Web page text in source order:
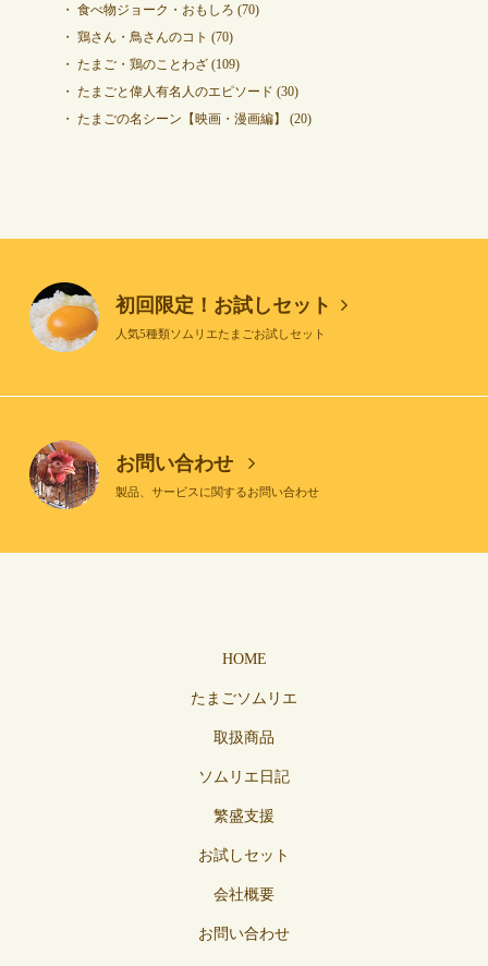
食べ物ジョーク・おもしろ (70)
鶏さん・鳥さんのコト (70)
たまご・鶏のことわざ(109)
たまごと偉人有名人のエピソード (30)
たまごの名シーン【映画・漫画編】
(20)
初回限定！お試しセット
人気5種類ソムリエたまごお試しセット
お問い合わせ
製品、サービスに関するお問い合わせ
HOME
たまごソムリエ
取扱商品
ソムリエ日記
繁盛支援
お試しセット
会社概要
お問い合わせ